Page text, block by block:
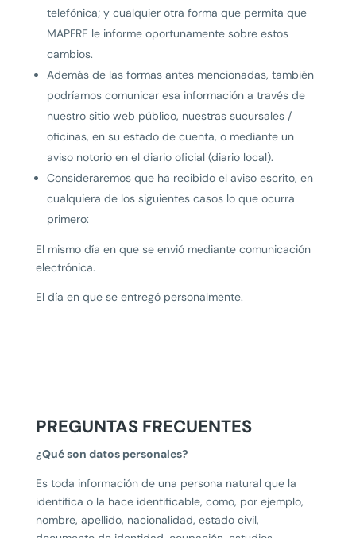
telefónica; y cualquier otra forma que permita que
MAPFRE le informe oportunamente sobre estos
cambios.
Además de las formas antes mencionadas, también
podríamos comunicar esa información a través de
nuestro sitio web público, nuestras sucursales /
oficinas, en su estado de cuenta, o mediante un
aviso notorio en el diario oficial (diario local).
Consideraremos que ha recibido el aviso escrito, en
cualquiera de los siguientes casos lo que ocurra
primero:
El mismo día en que se envió mediante comunicación
electrónica.
El día en que se entregó personalmente.
PREGUNTAS FRECUENTES
¿Qué son datos personales?
Es toda información de una persona natural que la
identifica o la hace identificable, como, por ejemplo,
nombre, apellido, nacionalidad, estado civil,